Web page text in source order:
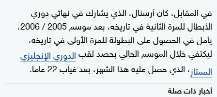
في المقابل، كان أرسنال، الذي يشارك في نهائي دوري
الأبطال للمرة الثانية في تاريخه، بعد موسم 2005 / 2006،
يأمل في الحصول على البطولة للمرة الأولى في تاريخه،
ليكتفي خلال الموسم الحالي بحصد لقبالدوري الإنجليزي
الممتاز، الذي حصل عليه هذا الشهر، بعد غياب 22 عاما.
أخبار ذات صلة